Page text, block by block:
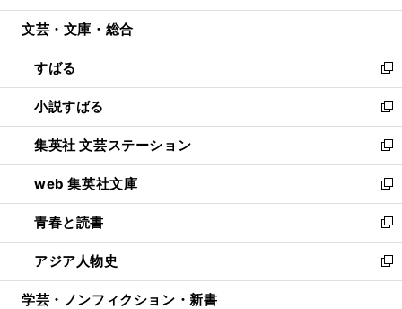
開
ウ
開
く
ン
ウ
で
開
く
ウ
ン
ド
ウ
で
開
く
文芸・文庫・総合
すばる
新
し
い
ウ
ィ
ン
ド
ウ
で
開
く
小説すばる
新
し
い
ウ
ィ
ン
ド
ウ
で
開
集英社 文芸ステーション
新
し
い
ウ
ィ
ン
ド
ウ
web 集英社文庫
新
し
い
ウ
ィ
ン
青春と読書
新
し
い
ウ
アジア人物史
新
し
学芸・ノンフィクション・新書